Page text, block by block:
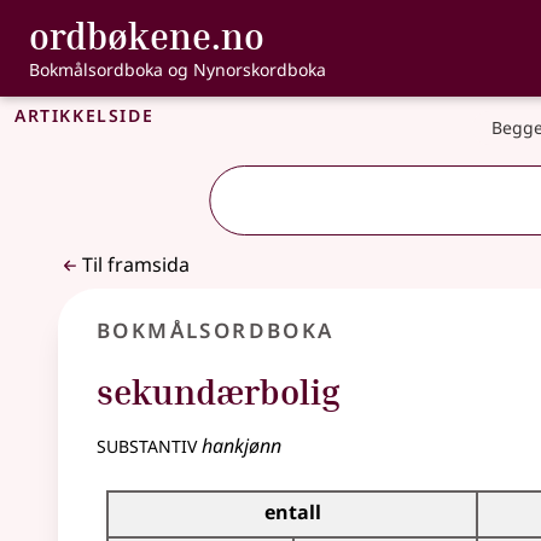
Gå til hovudinnhald
Tilgjenge
ordbøkene.no
Bokmålsordboka og Nynorskordboka
Artikkelside
Til framsida
Bokmålsordboka
sekundærbolig
substantivhankjønn
Bøyingstabell for dette substantivet
entall